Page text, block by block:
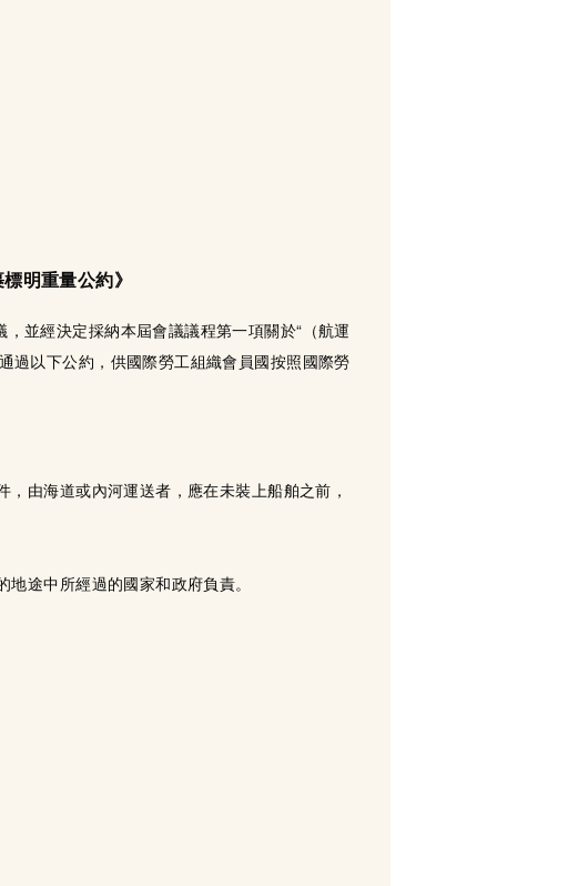
明重量公約》
並經決定採納本屆會議議程第一項關於“（航運
過以下公約，供國際勞工組織會員國按照國際勞
由海道或內河運送者，應在未裝上船舶之前，
途中所經過的國家和政府負責。